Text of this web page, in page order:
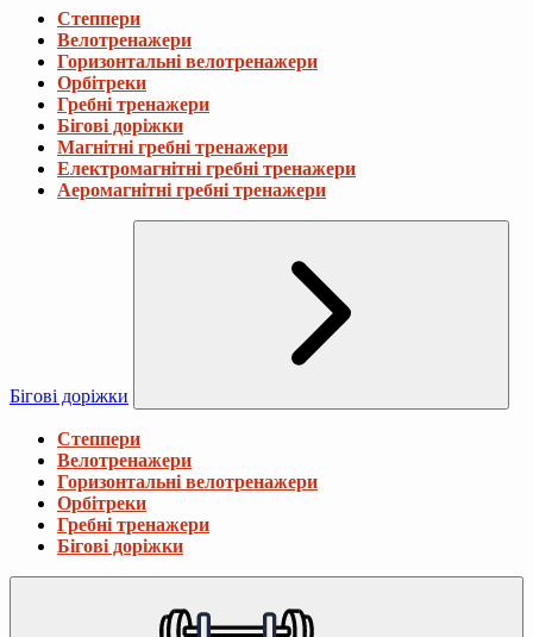
Степпери
Велотренажери
Горизонтальні велотренажери
Орбітреки
Гребні тренажери
Бігові доріжки
Магнітні гребні тренажери
Електромагнітні гребні тренажери
Аеромагнітні гребні тренажери
Бігові доріжки
Степпери
Велотренажери
Горизонтальні велотренажери
Орбітреки
Гребні тренажери
Бігові доріжки